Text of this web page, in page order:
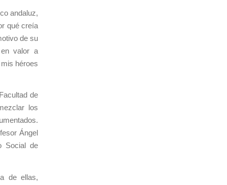
andaluz,
qué creía
de su
valor a
héroes
de
los
Ángel
Social de
de ellas,